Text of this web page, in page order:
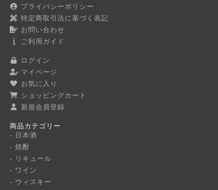
プライバシーポリシー
特定商取引法に基づく表記
お問い合わせ
ご利用ガイド
ログイン
マイページ
お気に入り
ショッピングカート
新規会員登録
商品カテゴリー
- 日本酒
- 焼酎
- リキュール
- ワイン
- ウィスキー